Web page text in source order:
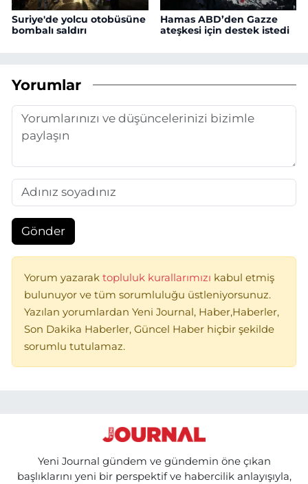
Suriye'de yolcu otobüsüne
bombalı saldırı
Hamas ABD’den Gazze
ateşkesi için destek istedi
Yorumlar
Gönder
Yorum yazarak topluluk kurallarımızı kabul etmiş
bulunuyor ve tüm sorumluluğu üstleniyorsunuz.
Yazılan yorumlardan Yeni Journal, Haber,Haberler,
Son Dakika Haberler, Güncel Haber hiçbir şekilde
sorumlu tutulamaz.
Yeni Journal gündem ve gündemin öne çıkan
başlıklarını yeni bir perspektif ve habercilik anlayışıyla,